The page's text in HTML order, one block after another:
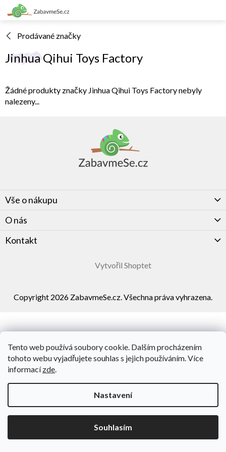
Tento web používá soubory cookie. Dalším procházením
tohoto webu vyjadřujete souhlas s jejich používáním. Více
informacízde.
Nastavení
Souhlasím
Přejít
na
Prodávané značky
Jinhua Qihui Toys Factory
Žádné produkty značky Jinhua Qihui Toys Factorynebyly
nalezeny...
Vše o nákupu
O nás
Kontakt
Vytvořil Shoptet
Copyright 2026 ZabavmeSe.cz. Všechna práva vyhrazena.